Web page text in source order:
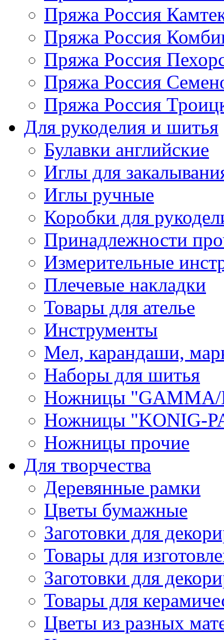
Пряжа Россия
Пряжа Россия
Пряжа Россия
Пряжа Россия
Пряжа Россия
Для рукоделия и шитья
Булавки английские
Иглы для
Иглы ручные
Коробки для
Принадлежности
Измерительные
Плечевые накладки
Товары для ателье
Инструменты
Мел, карандаши,
Наборы для шитья
Ножницы "GAMMA/
Ножницы "KONIG-
Ножницы прочие
Для творчества
Деревянные рамки
Цветы бумажные
Заготовки для
Товары для
Заготовки для
Товары для
Цветы из разных